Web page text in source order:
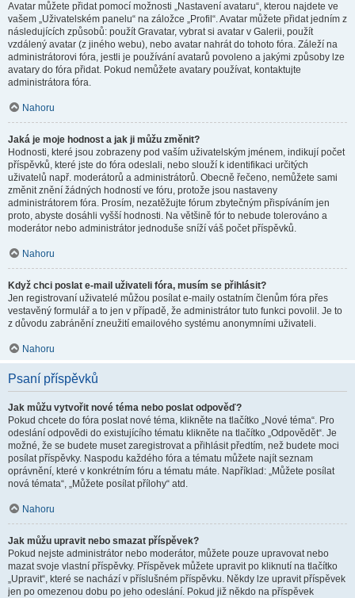
Avatar můžete přidat pomocí možnosti „Nastavení avataru“, kterou najdete ve
vašem „Uživatelském panelu“ na záložce „Profil“. Avatar můžete přidat jedním z
následujících způsobů: použít Gravatar, vybrat si avatar v Galerii, použít
vzdálený avatar (z jiného webu), nebo avatar nahrát do tohoto fóra. Záleží na
administrátorovi fóra, jestli je používání avatarů povoleno a jakými způsoby lze
avatary do fóra přidat. Pokud nemůžete avatary používat, kontaktujte
administrátora fóra.
Nahoru
Jaká je moje hodnost a jak ji můžu změnit?
Hodnosti, které jsou zobrazeny pod vaším uživatelským jménem, indikují počet
příspěvků, které jste do fóra odeslali, nebo slouží k identifikaci určitých
uživatelů např. moderátorů a administrátorů. Obecně řečeno, nemůžete sami
změnit znění žádných hodností ve fóru, protože jsou nastaveny
administrátorem fóra. Prosím, nezatěžujte fórum zbytečným přispíváním jen
proto, abyste dosáhli vyšší hodnosti. Na většině fór to nebude tolerováno a
moderátor nebo administrátor jednoduše sníží váš počet příspěvků.
Nahoru
Když chci poslat e-mail uživateli fóra, musím se přihlásit?
Jen registrovaní uživatelé můžou posílat e-maily ostatním členům fóra přes
vestavěný formulář a to jen v případě, že administrátor tuto funkci povolil. Je to
z důvodu zabránění zneužití emailového systému anonymními uživateli.
Nahoru
Psaní příspěvků
Jak můžu vytvořit nové téma nebo poslat odpověď?
Pokud chcete do fóra poslat nové téma, klikněte na tlačítko „Nové téma“. Pro
odeslání odpovědi do existujícího tématu klikněte na tlačítko „Odpovědět“. Je
možné, že se budete muset zaregistrovat a přihlásit předtím, než budete moci
posílat příspěvky. Naspodu každého fóra a tématu můžete najít seznam
oprávnění, které v konkrétním fóru a tématu máte. Například: „Můžete posílat
nová témata“, „Můžete posílat přílohy“ atd.
Nahoru
Jak můžu upravit nebo smazat příspěvek?
Pokud nejste administrátor nebo moderátor, můžete pouze upravovat nebo
mazat svoje vlastní příspěvky. Příspěvek můžete upravit po kliknutí na tlačítko
„Upravit“, které se nachází v příslušném příspěvku. Někdy lze upravit příspěvek
jen po omezenou dobu po jeho odeslání. Pokud již někdo na příspěvek